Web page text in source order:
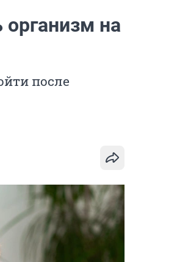
организм на
после